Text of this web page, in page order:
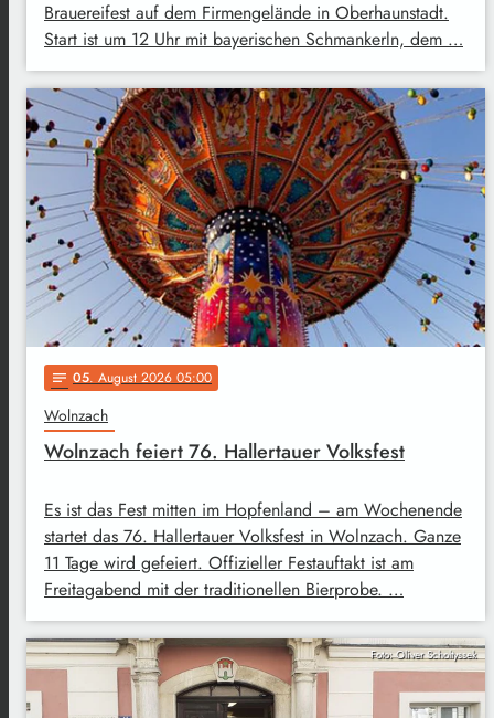
Brauereifest auf dem Firmengelände in Oberhaunstadt.
Start ist um 12 Uhr mit bayerischen Schmankerln, dem …
notes 05. August 2026 05:00
Wolnzach
Wolnzach feiert 76. Hallertauer Volksfest
Es ist das Fest mitten im Hopfenland – am Wochenende
startet das 76. Hallertauer Volksfest in Wolnzach. Ganze
11 Tage wird gefeiert. Offizieller Festauftakt ist am
Freitagabend mit der traditionellen Bierprobe. …
Foto: Oliver Scholtyssek